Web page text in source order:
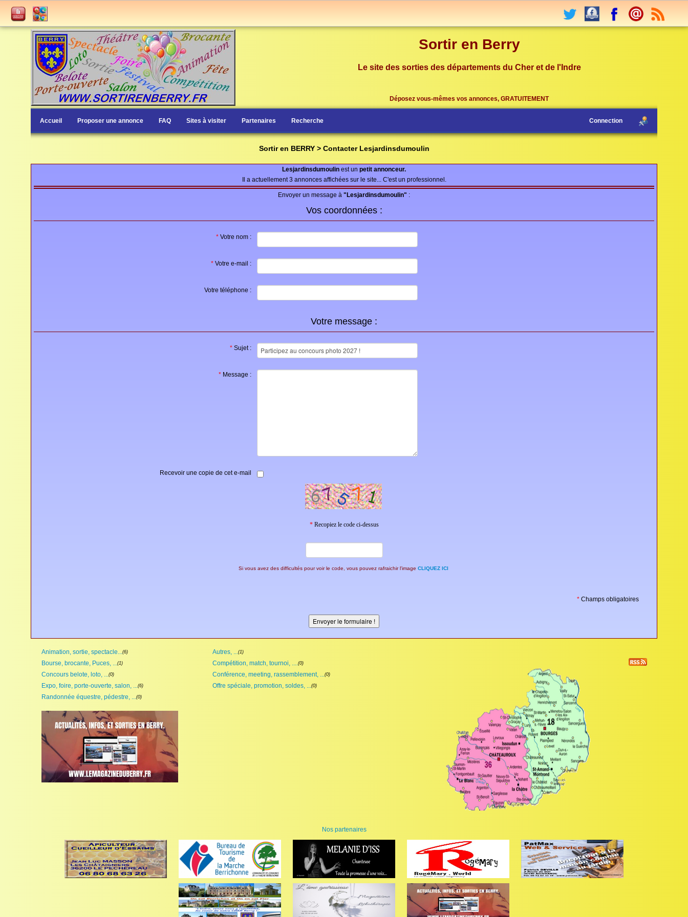
Sortir en Berry
Le site des sorties des départements du Cher et de l'Indre
Déposez vous-mêmes vos annonces, GRATUITEMENT
Accueil Proposer une annonce FAQ Sites à visiter Partenaires Recherche Connection
Sortir en BERRY > Contacter Lesjardinsdumoulin
Lesjardinsdumoulin est un petit annonceur.
Il a actuellement 3 annonces affichées sur le site... C'est un professionnel.
Envoyer un message à "Lesjardinsdumoulin" :
Vos coordonnées :
* Votre nom :
* Votre e-mail :
Votre téléphone :
Votre message :
* Sujet :
* Message :
Recevoir une copie de cet e-mail
*Recopiez le code ci-dessus
Si vous avez des difficultés pour voir le code, vous pouvez rafraichir l'image CLIQUEZ ICI
* Champs obligatoires
Animation, sortie, spectacle...(6) Autres, ...(1)
Bourse, brocante, Puces, ...(1) Compétition, match, tournoi, ....(0)
Concours belote, loto, ...(0) Conférence, meeting, rassemblement, ...(0)
Expo, foire, porte-ouverte, salon, ...(6) Offre spéciale, promotion, soldes, ...(0)
Randonnée équestre, pédestre, ...(0)
Nos partenaires